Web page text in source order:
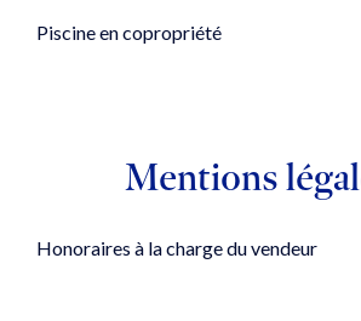
Piscine en copropriété
Mentions
Honoraires à la charge du vendeur